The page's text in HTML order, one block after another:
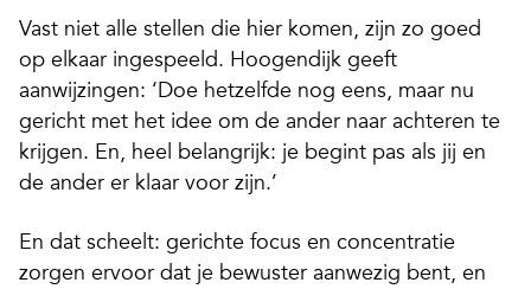
Vast niet alle stellen die hier komen, zijn zo goed
op elkaar ingespeeld. Hoogendijk geeft
aanwijzingen: ‘Doe hetzelfde nog eens, maar nu
gericht met het idee om de ander naar achteren te
krijgen. En, heel belangrijk: je begint pas als jij en
de ander er klaar voor zijn.’
En dat scheelt: gerichte focus en concentratie
zorgen ervoor dat je bewuster aanwezig bent, en